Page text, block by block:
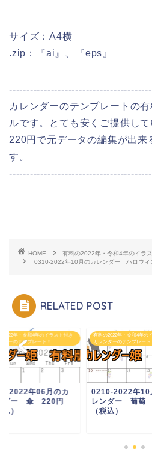
サイズ：A4横
.zip：『ai』、『eps』
カレンダーのテンプレートの
ルです。とても安くご提供して
220円で元データの編集が出来
す。
HOME
有料の2022年・令和4年のイラ
0310-2022年10月のカレンダー ハロウィ
RELATED POST
2022年・令和4年のイラスト付き
ダーのテンプレート！
2022年06月のカ
ダー 傘 220円
）
有料の2022年・令和4年の
カレンダーのテンプレート
0210-2022年10
レンダー 葡萄
（税込）